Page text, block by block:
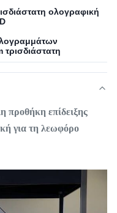
ολογραφική
τρισδιάστατη
επίδειξης
για τη λεωφόρο